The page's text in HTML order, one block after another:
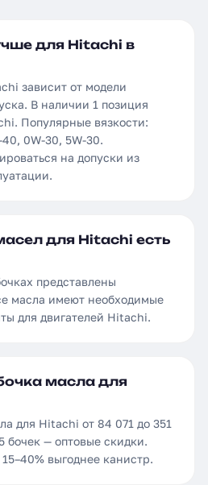
для Hitachi в
зависит от модели
В наличии 1 позиция
Популярные вязкости:
0W-30, 5W-30.
на допуски из
для Hitachi есть
представлены
масла имеют необходимые
для двигателей Hitachi.
масла для
для Hitachi от 84 071 до 351
бочек — оптовые скидки.
выгоднее канистр.